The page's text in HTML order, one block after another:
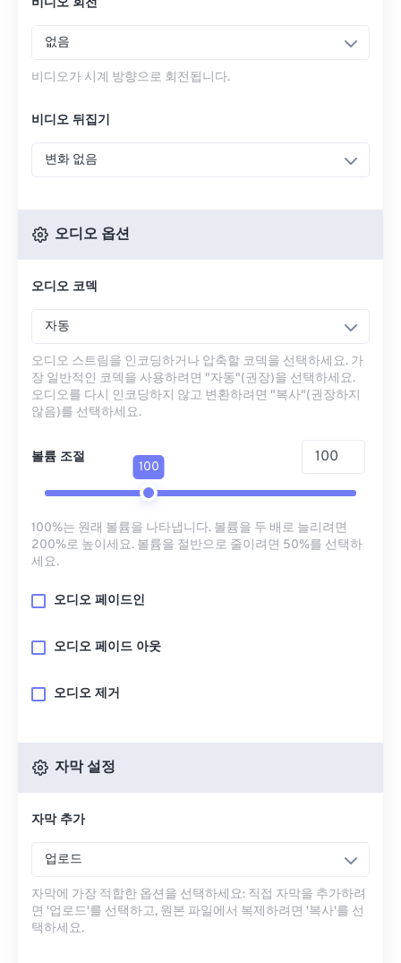
비디오 회전
없음
비디오가 시계 방향으로 회전됩니다.
비디오 뒤집기
변화 없음
오디오 옵션
오디오 코덱
자동
오디오 스트림을 인코딩하거나 압축할 코덱을 선택하세요. 가
장 일반적인 코덱을 사용하려면 "자동"(권장)을 선택하세요.
오디오를 다시 인코딩하지 않고 변환하려면 "복사"(권장하지
않음)를 선택하세요.
볼륨 조절
100
100%는 원래 볼륨을 나타냅니다. 볼륨을 두 배로 늘리려면
200%로 높이세요. 볼륨을 절반으로 줄이려면 50%를 선택하
세요.
오디오 페이드인
오디오 페이드 아웃
오디오 제거
자막 설정
자막 추가
업로드
자막에 가장 적합한 옵션을 선택하세요: 직접 자막을 추가하려
면 '업로드'를 선택하고, 원본 파일에서 복제하려면 '복사'를 선
택하세요.